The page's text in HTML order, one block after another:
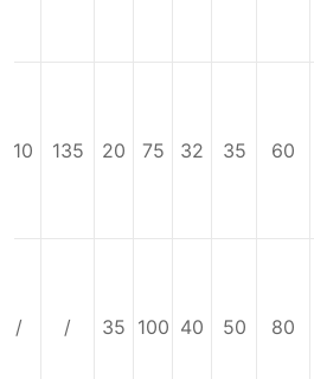
60
35
32
75
20
135
110
80
50
40
100
35
/
/